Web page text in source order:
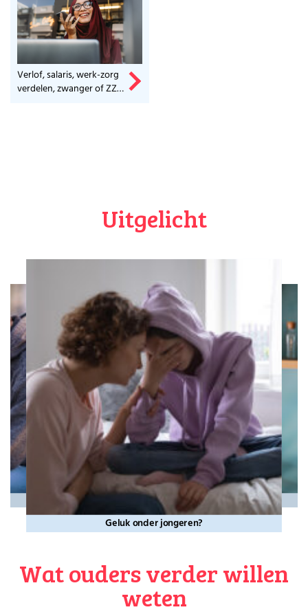
Verlof, salaris, werk-zorg
verdelen, zwanger of ZZP-
Uitgelicht
Geluk onder jongeren?
Wat ouders verder willen
weten